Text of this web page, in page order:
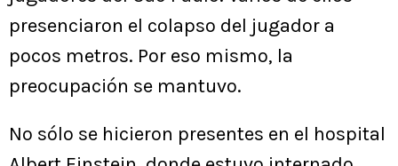
presenciaron el colapso del jugador a
pocos metros. Por eso mismo, la
preocupación se mantuvo.
No sólo se hicieron presentes en el hospital